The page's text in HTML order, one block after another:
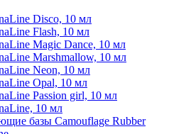
Disco, 10 мл
Flash, 10 мл
Magic Dance, 10 мл
Marshmallow, 10 мл
Neon, 10 мл
Opal, 10 мл
Passion girl, 10 мл
10 мл
базы Camouflage Rubber